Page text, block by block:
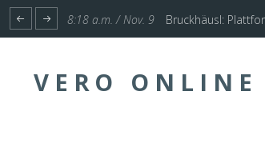
1:17 p.m. / Nov. 4 Start für Planung
VERO ONLINE